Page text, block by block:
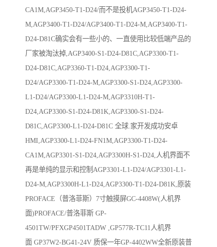
CA1M,AGP3450-T1-D24/而不是投机AGP3450-T1-D24-
M,AGP3400-T1-D24/AGP3400-T1-D24-M,AGP3400-T1-
D24-D81C确实会有一些小的、一直使用比较低端产品的
厂家被淘汰掉,AGP3400-S1-D24-D81C,AGP3300-T1-
D24-D81C,AGP3360-T1-D24,AGP3300-T1-
D24/AGP3300-T1-D24-M,AGP3300-S1-D24,AGP3300-
L1-D24/AGP3300-L1-D24-M,AGP3310H-T1-
D24,AGP3300-S1-D24-D81K,AGP3300-S1-D24-
D81C,AGP3300-L1-D24-D81C 全球.家开发成功安卓
HMI,AGP3300-L1-D24-FN1M,AGP3300-T1-D24-
CA1M,AGP3301-S1-D24,AGP3300H-S1-D24,人机界面不
再是单纯的显示和控制AGP3301-L1-D24/AGP3301-L1-
D24-M,AGP3300H-L1-D24,AGP3300-T1-D24-D81K,原装
PROFACE（普洛菲斯）7寸触摸屏GC-4408W(人机界
面)PROFACE/普洛菲斯 GP-
4501TW/PFXGP4501TADW ,GP577R-TC11人机界
面 GP37W2-BG41-24V 质保一年GP-4402WW全新原装普